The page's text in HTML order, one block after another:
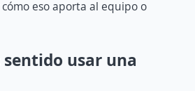
eso aporta al equipo o
usar una